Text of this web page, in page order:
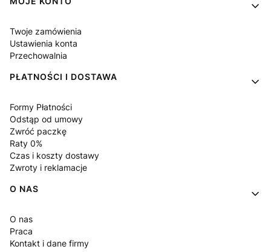
Twoje zamówienia
Ustawienia konta
Przechowalnia
PŁATNOŚCI I DOSTAWA
Formy Płatności
Odstąp od umowy
Zwróć paczkę
Raty 0%
Czas i koszty dostawy
Zwroty i reklamacje
O NAS
O nas
Praca
Kontakt i dane firmy